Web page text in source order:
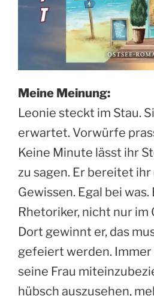
Meine Meinung:
Leonie steckt im Stau.
erwartet. Vorwürfe
Keine Minute lässt ihr
zu sagen. Er bereitet
Gewissen. Egal bei
Rhetoriker, nicht nur im
Dort gewinnt er, das
gefeiert werden. Immer
seine Frau
hübsch auszusehen,